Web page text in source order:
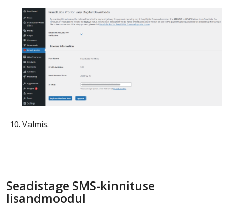
Valmis.
Seadistage SMS-kinnituse
lisandmoodul